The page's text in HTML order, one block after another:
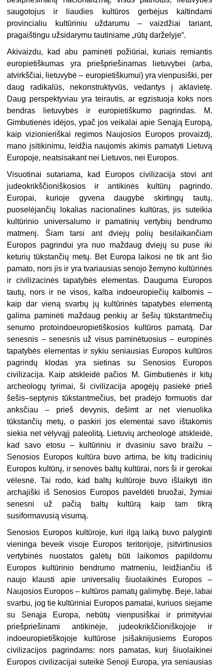
saugotojus ir liaudies kultūros gerbėjus kaltindami
provincialiu kultūriniu uždarumu – vaizdžiai tariant,
pragaištingu užsidarymu tautiniame „rūtų darželyje“.
Akivaizdu, kad abu paminėti požiūriai, kuriais remiantis
europietiškumas yra priešpriešinamas lietuvybei (arba,
atvirkščiai, lietuvybė – europietiškumui) yra vienpusiški, per
daug radikalūs, nekonstruktyvūs, vedantys į aklavietę.
Daug perspektyviau yra teirautis, ar egzistuoja koks nors
bendras lietuvybės ir europietiškumo pagrindas. M.
Gimbutienės idėjos, ypač jos veikalai apie Senąją Europą,
kaip vizionieriškai regimos Naujosios Europos provaizdį,
mano įsitikinimu, leidžia naujomis akimis pamatyti Lietuvą
Europoje, neatsisakant nei Lietuvos, nei Europos.
Visuotinai sutariama, kad Europos civilizacija stovi ant
judeokrikščioniškosios ir antikinės kultūrų pagrindo.
Europai, kurioje gyvena daugybė skirtingų tautų,
puoselėjančių lokalias nacionalines kultūras, jis suteikia
kultūrinio universalumo ir pamatinių vertybių bendrumo
matmenį. Šiam tarsi ant dviejų polių besilaikančiam
Europos pagrindui yra nuo maždaug dviejų su puse iki
keturių tūkstančių metų. Bet Europa laikosi ne tik ant šio
pamato, nors jis ir yra tvariausias senojo žemyno kultūrinės
ir civilizacinės tapatybės elementas. Dauguma Europos
tautų, nors ir ne visos, kalba indoeuropiečių kalbomis –
kaip dar vieną svarbų jų kultūrinės tapatybės elementą
galima paminėti maždaug penkių ar šešių tūkstantmečių
senumo protoindoeuropietiškosios kultūros pamatą. Dar
senesnis – senesnis už visus paminėtuosius – europinės
tapatybės elementas ir sykiu seniausias Europos kultūros
pagrindų klodas yra sietinas su Senosios Europos
civilizacija. Kaip atskleidė pačios M. Gimbutienės ir kitų
archeologų tyrimai, ši civilizacija apogėjų pasiekė prieš
šešis–septynis tūkstantmečius, bet pradėjo formuotis dar
anksčiau – prieš devynis, dešimt ar net vienuolika
tūkstančių metų, o paskiri jos elementai savo ištakomis
siekia net vėlyvąjį paleolitą. Lietuvių archeologė atskleidė,
kad savo etosu – kultūriniu ir dvasiniu savo braižu –
Senosios Europos kultūra buvo artima, be kitų tradicinių
Europos kultūrų, ir senovės baltų kultūrai, nors ši ir gerokai
vėlesnė. Tai rodo, kad baltų kultūroje buvo išlaikyti itin
archajiški iš Senosios Europos paveldėti bruožai, žymiai
senesni už pačią baltų kultūrą kaip tam tikrą
susiformavusią visumą.
Senosios Europos kultūroje, kuri ilgą laiką buvo palyginti
vieninga beveik visoje Europos teritorijoje, įsitvirtinusios
vertybinės nuostatos galėtų būti laikomos papildomu
Europos kultūrinio bendrumo matmeniu, leidžiančiu iš
naujo klausti apie universalių šiuolaikinės Europos –
Naujosios Europos – kultūros pamatų galimybę. Beje, labai
svarbu, jog tie kultūriniai Europos pamatai, kuriuos siejame
su Senąja Europa, nebūtų vienpusiškai ir primityviai
priešpriešinami antikinėje, judeokrikščioniškojoje ir
indoeuropietiškojoje kultūrose įsišaknijusiems Europos
civilizacijos pagrindams: nors pamatas, kurį šiuolaikinei
Europos civilizacijai suteikė Senoji Europa, yra seniausias